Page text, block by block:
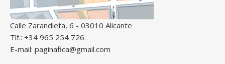
Calle Zarandieta, 6 - 03010 Alicante
Tlf.: +34 965 254 726
E-mail: paginafica@gmail.com